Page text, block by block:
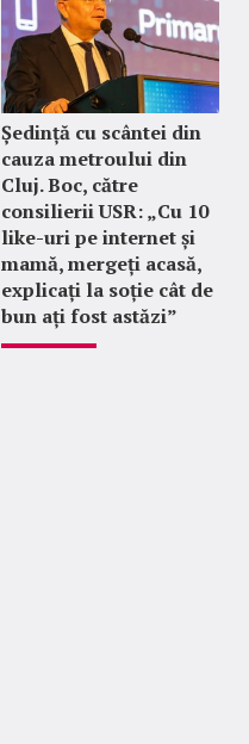
Ședință cu scântei din
cauza metroului din
Cluj. Boc, către
consilierii USR: „Cu 10
like-uri pe internet și
mamă, mergeți acasă,
explicați la soție cât de
bun ați fost astăzi”